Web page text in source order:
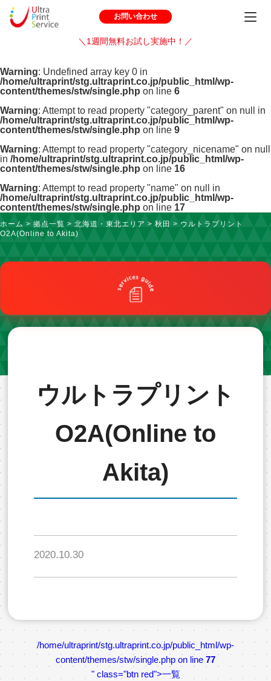
お問い合わせ
＼1週間無料お試し実施中！／
Warning: Undefined array key 0 in
/home/ultraprint/stg.ultraprint.co.jp/public_html/wp-
content/themes/stw/single.php on line 6
Warning: Attempt to read property "category_parent" on null in
/home/ultraprint/stg.ultraprint.co.jp/public_html/wp-
content/themes/stw/single.php on line 9
Warning: Attempt to read property "category_nicename" on null
in /home/ultraprint/stg.ultraprint.co.jp/public_html/wp-
content/themes/stw/single.php on line 16
Warning: Attempt to read property "name" on null in
/home/ultraprint/stg.ultraprint.co.jp/public_html/wp-
content/themes/stw/single.php on line 17
ホーム > 拠点一覧 > 北海道・東北エリア > 秋田 > ウルトラプリント
O2A(Online to Akita)
ウルトラプリント
O2A(Online to
Akita)
2020.10.30
/home/ultraprint/stg.ultraprint.co.jp/public_html/wp-
content/themes/stw/single.php on line 77
" class="btn red">一覧